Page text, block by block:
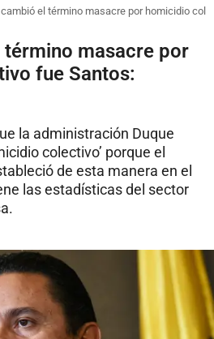
el término masacre por homicidio
término masacre por
fue Santos:
la administración Duque
colectivo’ porque el
de esta manera en el
las estadísticas del sector